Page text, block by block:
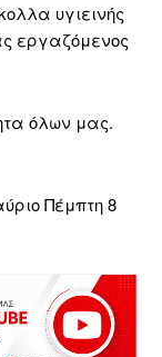
υγιεινής
εργαζόμενος
όλων μας.
Πέμπτη 8